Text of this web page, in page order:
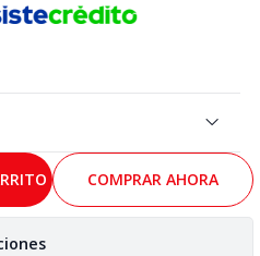
COMPRAR AHORA